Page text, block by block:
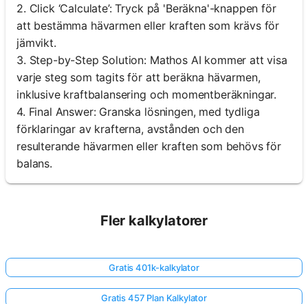
2. Click ‘Calculate’: Tryck på 'Beräkna'-knappen för
att bestämma hävarmen eller kraften som krävs för
jämvikt.
3. Step-by-Step Solution: Mathos AI kommer att visa
varje steg som tagits för att beräkna hävarmen,
inklusive kraftbalansering och momentberäkningar.
4. Final Answer: Granska lösningen, med tydliga
förklaringar av krafterna, avstånden och den
resulterande hävarmen eller kraften som behövs för
balans.
Fler kalkylatorer
Gratis 401k-kalkylator
Gratis 457 Plan Kalkylator